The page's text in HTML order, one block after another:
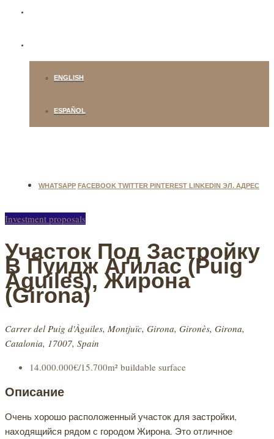
ENGLISH
ESPAÑOL
WHATSAPP FACEBOOK TWITTER PINTEREST LINKEDIN ЭЛ. АДРЕС
Investment proposals
Участок Под Застройку
В Пуидж Агилас (Puig
Àguiles), Жирона
(Girona)
Carrer del Puig d'Àguiles, Montjuïc, Girona, Gironès, Girona,
Catalonia, 17007, Spain
14.000.000€/15.700m² buildable surface
Описание
Очень хорошо расположенный участок для застройки,
находящийся рядом с городом Жирона. Это отличное